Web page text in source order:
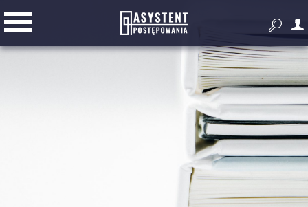
 
Przygotowanie i prowadzenie
postępowania
Dodatkowe narzędzia do pracy z
zamówieniami publicznymi
Wyszukiwarka zagranicznych
przetargów